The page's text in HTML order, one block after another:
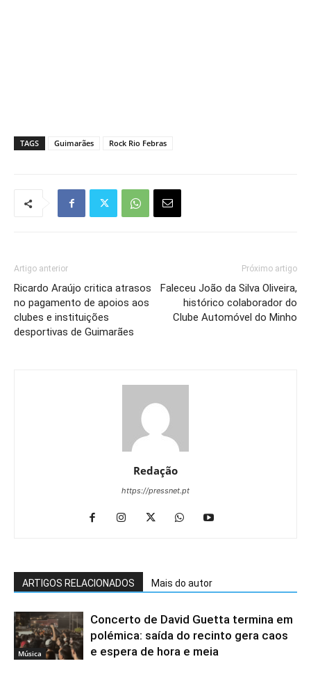
TAGS Guimarães Rock Rio Febras
Artigo anterior
Ricardo Araújo critica atrasos
no pagamento de apoios aos
clubes e instituições
desportivas de Guimarães
Próximo artigo
Faleceu João da Silva Oliveira,
histórico colaborador do
Clube Automóvel do Minho
Redação
https://pressnet.pt
ARTIGOS RELACIONADOS Mais do autor
Música
Concerto de David Guetta termina em
polémica: saída do recinto gera caos
e espera de hora e meia